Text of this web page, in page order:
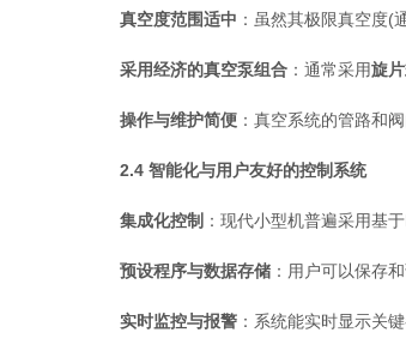
真空度范围适中 ：虽然其极限真空度(
采用经济的真空泵组合 ：通常采用旋
操作与维护简便 ：真空系统的管路和
2.4 智能化与用户友好的控制系统
集成化控制 ：现代小型机普遍采用基
预设程序与数据存储 ：用户可以保存
实时监控与报警 ：系统能实时显示关